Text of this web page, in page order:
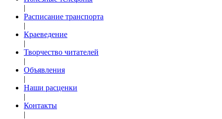
|
Расписание транспорта
|
Краеведение
|
Творчество читателей
|
Объявления
|
Наши расценки
|
Контакты
|